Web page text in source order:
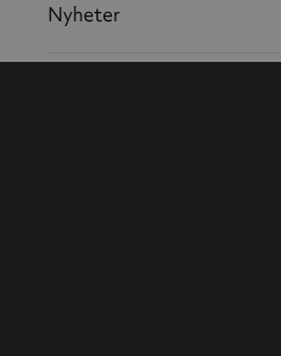
Nyheter